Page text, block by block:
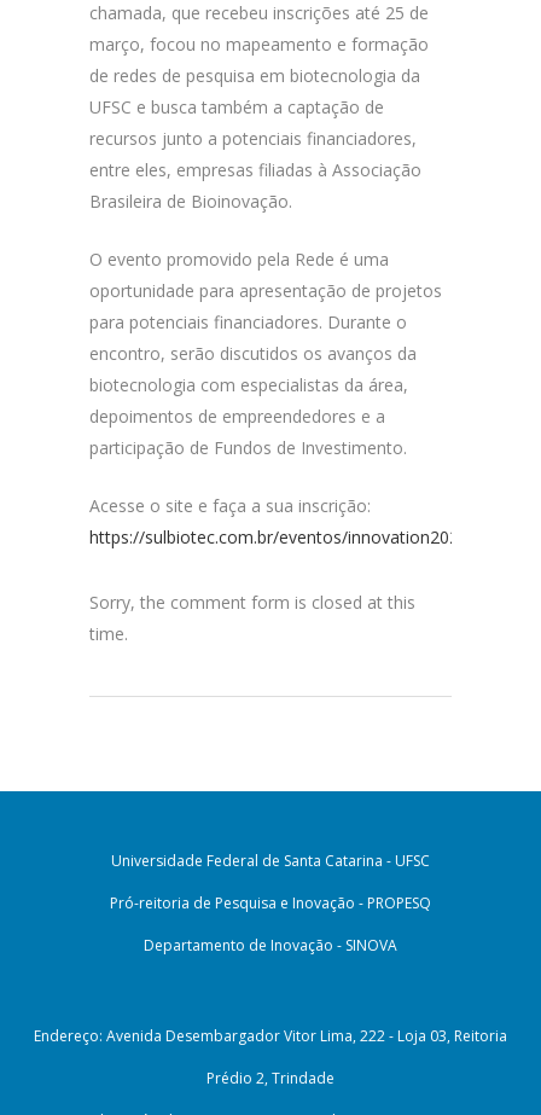
chamada, que recebeu inscrições até 25 de
março, focou no mapeamento e formação
de redes de pesquisa em biotecnologia da
UFSC e busca também a captação de
recursos junto a potenciais financiadores,
entre eles, empresas filiadas à Associação
Brasileira de Bioinovação.
O evento promovido pela Rede é uma
oportunidade para apresentação de projetos
para potenciais financiadores. Durante o
encontro, serão discutidos os avanços da
biotecnologia com especialistas da área,
depoimentos de empreendedores e a
participação de Fundos de Investimento.
Acesse o site e faça a sua inscrição:
https://sulbiotec.com.br/eventos/innovation202404/
Sorry, the comment form is closed at this
time.
Universidade Federal de Santa Catarina - UFSC
Pró-reitoria de Pesquisa e Inovação - PROPESQ
Departamento de Inovação - SINOVA
Endereço: Avenida Desembargador Vitor Lima, 222 - Loja 03, Reitoria
Prédio 2, Trindade